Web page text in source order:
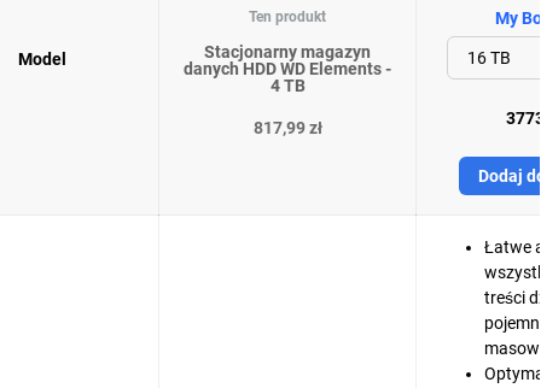
Model
Ten produkt
Stacjonarny magazyn
danych HDD WD Elements -
4 TB
817,99 zł
My
Dodaj
Łatwe
treści